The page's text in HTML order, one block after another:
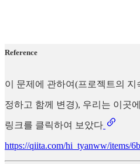
Reference
이 문제에 관하여(프로젝트의 지
정하고 함께 변경), 우리는 이곳
링크를 클릭하여 보았다
https://qiita.com/hi_tyanww/items/